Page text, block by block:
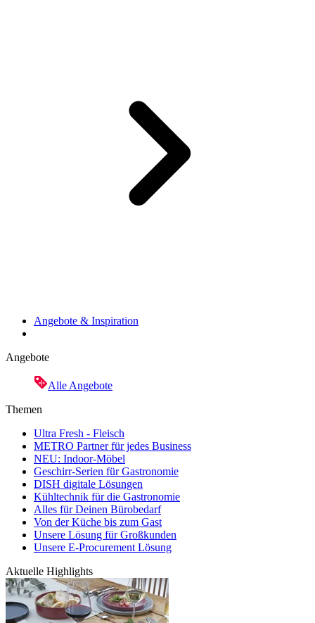
Angebote & Inspiration
Angebote
Alle Angebote
Themen
Ultra Fresh - Fleisch
METRO Partner für jedes Business
NEU: Indoor-Möbel
Geschirr-Serien für Gastronomie
DISH digitale Lösungen
Kühltechnik für die Gastronomie
Alles für Deinen Bürobedarf
Von der Küche bis zum Gast
Unsere Lösung für Großkunden
Unsere E-Procurement Lösung
Aktuelle Highlights